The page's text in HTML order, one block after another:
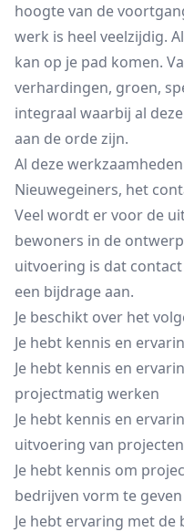
hoogte van de
werk is heel veelzijdig.
kan op je pad komen.
verhardingen, groen,
integraal waarbij al
aan de orde zijn.
Al deze
Nieuwegeiners, het
Veel wordt er voor de
bewoners in de
uitvoering is dat
een bijdrage aan.
Je beschikt over het
Je hebt kennis en
Je hebt kennis en
projectmatig werken
Je hebt kennis en
uitvoering van
Je hebt kennis om
bedrijven vorm te geven
Je hebt ervaring met